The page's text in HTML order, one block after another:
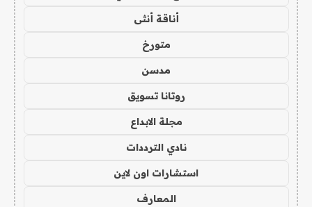
أناقة أنثى
متورخ
مدسن
روتانا تسويق
مجلة الابداع
نادي الترددات
استشارات اون لاين
المعارف